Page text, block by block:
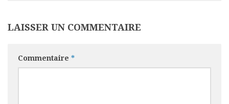
LAISSER UN COMMENTAIRE
Commentaire *